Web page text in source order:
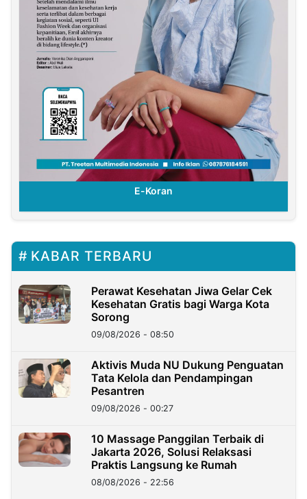
E-Koran
KABAR TERBARU
Perawat Kesehatan Jiwa Gelar Cek
Kesehatan Gratis bagi Warga Kota
Sorong
09/08/2026 - 08:50
Aktivis Muda NU Dukung Penguatan
Tata Kelola dan Pendampingan
Pesantren
09/08/2026 - 00:27
10 Massage Panggilan Terbaik di
Jakarta 2026, Solusi Relaksasi
Praktis Langsung ke Rumah
08/08/2026 - 22:56